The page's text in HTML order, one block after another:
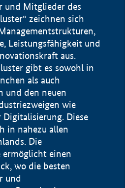
und Mitglieder des
zeichnen sich
Leistungsfähigkeit und
aus.
gibt es sowohl in
als auch
und den neuen
wie
Diese
in nahezu allen
Die
ermöglicht einen
wo die besten
und